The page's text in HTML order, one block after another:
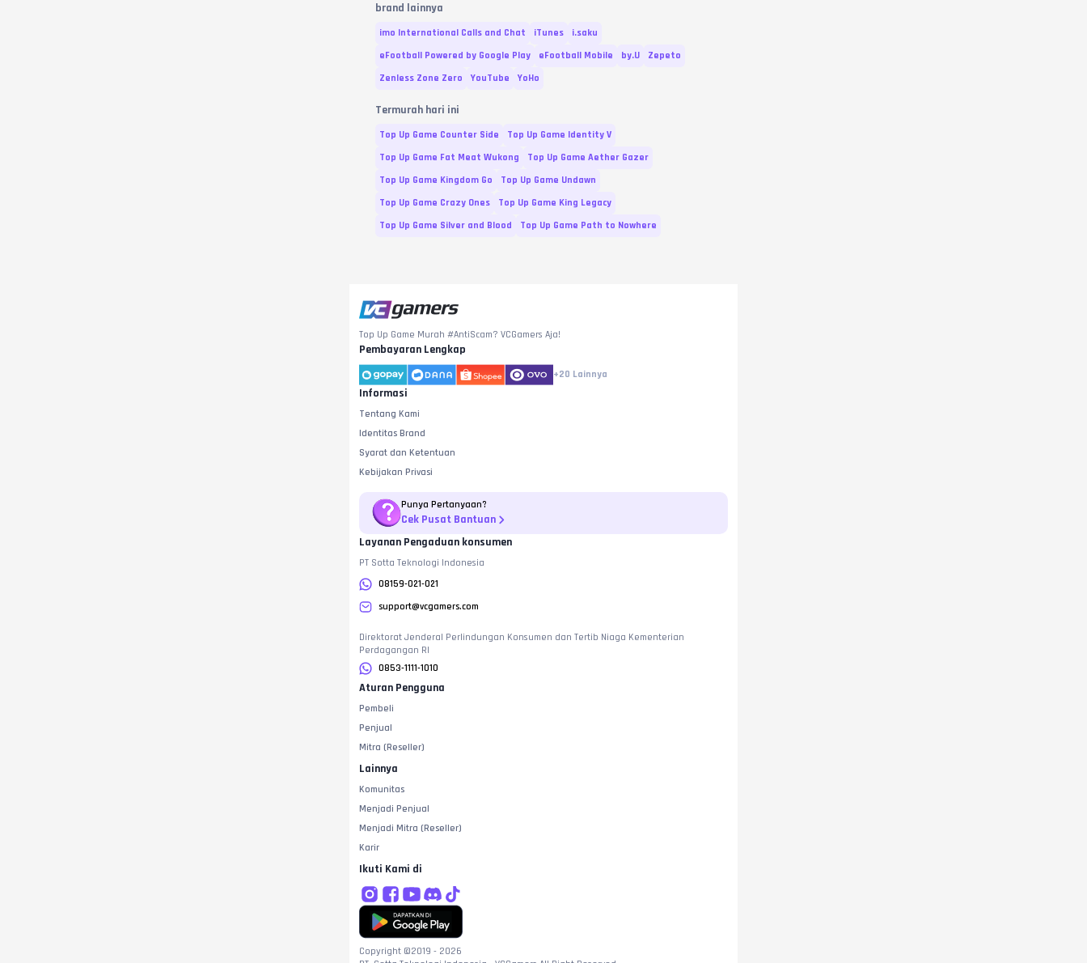
brand lainnya
imo International Calls and Chat iTunes
i.saku
eFootball Powered by Google Play
eFootball Mobile by.U
Zepeto
Zenless Zone Zero
YouTube YoHo
Termurah hari ini
Top Up Game Counter Side
Top Up Game Identity V
Top Up Game Fat Meat Wukong
Top Up Game Aether Gazer
Top Up Game Kingdom Go
Top Up Game Undawn
Top Up Game Crazy Ones
Top Up Game King Legacy
Top Up Game Silver and Blood
Top Up Game Path to Nowhere
Top Up Game Murah #AntiScam? VCGamers Aja!
Pembayaran Lengkap
+20 Lainnya
Informasi
Tentang Kami
Identitas Brand
Syarat dan Ketentuan
Kebijakan Privasi
Punya Pertanyaan?
Cek Pusat Bantuan
Layanan Pengaduan konsumen
PT Sotta Teknologi Indonesia
08159-021-021
support@vcgamers.com
Direktorat Jenderal Perlindungan Konsumen dan Tertib Niaga Kementerian
Perdagangan RI
0853-1111-1010
Aturan Pengguna
Pembeli
Penjual
Mitra (Reseller)
Lainnya
Komunitas
Menjadi Penjual
Menjadi Mitra (Reseller)
Karir
Ikuti Kami di
Copyright ©2019 - 2026